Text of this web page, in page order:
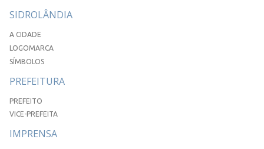
SIDROLÂNDIA
A CIDADE
LOGOMARCA
SÍMBOLOS
PREFEITURA
PREFEITO
VICE-PREFEITA
IMPRENSA